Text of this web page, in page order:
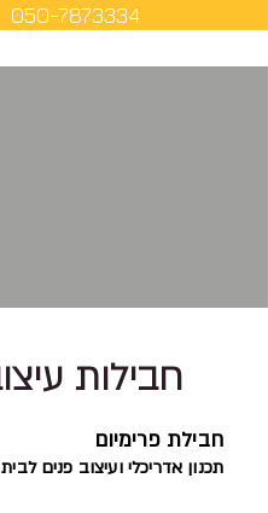
050-7873334
חבילת פרימיום
תכנון אדריכלי ועיצוב פנים לבית עד